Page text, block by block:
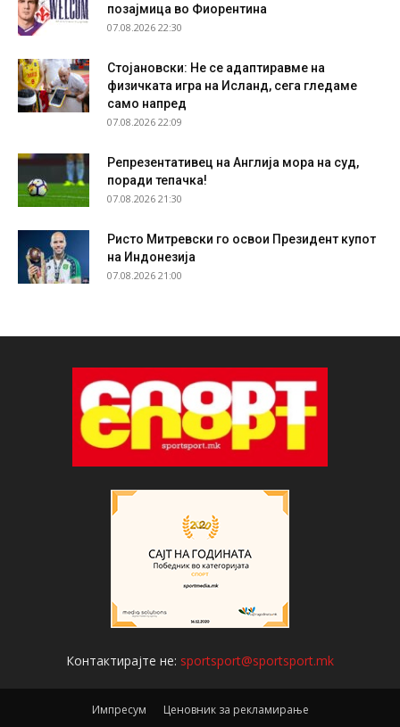
позајмица во Фиорентина
07.08.2026 22:30
Стојановски: Не се адаптиравме на
физичката игра на Исланд, сега гледаме
само напред
07.08.2026 22:09
Репрезентативец на Англија мора на суд,
поради тепачка!
07.08.2026 21:30
Ристо Митревски го освои Президент купот
на Индонезија
07.08.2026 21:00
Контактирајте не: sportsport@sportsport.mk
Импресум Ценовник за рекламирање